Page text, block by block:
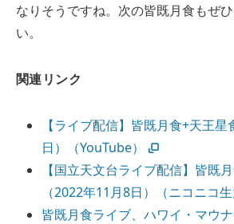
なりそうですね。次の皆既月食もぜ
い。
関連リンク
【ライブ配信】皆既月食+天王
日）（YouTube）
【国立天文台ライブ配信】皆既
（2022年11月8日）（ニコニコ生
皆既月食ライブ、ハワイ・マウ